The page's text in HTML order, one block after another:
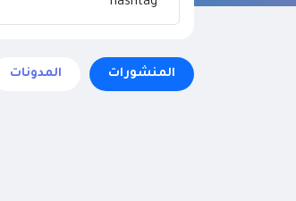
المنشورات المدونات